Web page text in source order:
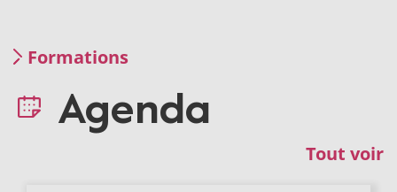
Formations
Agenda
Tout voir